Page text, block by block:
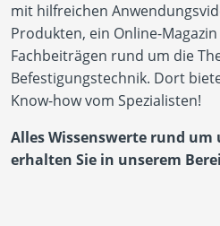
mit hilfreichen
Produkten, ein Online-
Fachbeiträgen rund um die
Befestigungstechnik. Dort
Know-how vom Spezialisten!
Alles Wissenswerte rund um
erhalten Sie in unserem